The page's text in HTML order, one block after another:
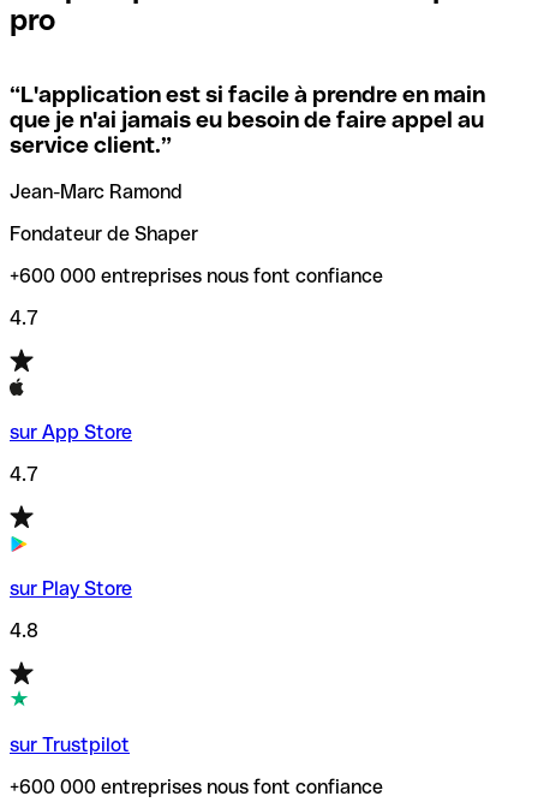
locales.
Si vous n'êtes pas sûr du code SWIFT que vous devriez
utiliser, nous avons développé un outil de recherche de
codes SWIFT par nom de banque.
vérification/recherche de codes SWIFT. Ainsi, vous pouvez
trouver et vérifier vos codes SWIFT avant de réaliser vos
transferts d’argent.
pro
“L'application est si facile à prendre en main
que je n'ai jamais eu besoin de faire appel au
service client.”
Jean-Marc Ramond
Fondateur de Shaper
+600 000 entreprises nous font confiance
4.7
sur App Store
4.7
sur Play Store
4.8
sur Trustpilot
+600 000 entreprises nous font confiance